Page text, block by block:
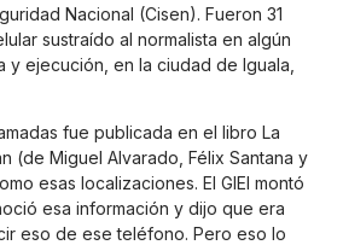
Nacional (Cisen). Fueron 31
sustraído al normalista en algún
y ejecución, en la ciudad de Iguala,
fue publicada en el libro La
(de Miguel Alvarado, Félix Santana y
esas localizaciones. El GIEI montó
esa información y dijo que era
eso de ese teléfono. Pero eso lo